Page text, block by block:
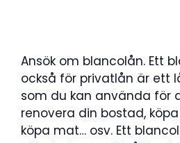
Ansök om blancolån. Ett
också för privatlån är ett
som du kan använda för
renovera din bostad,
köpa mat… osv. Ett